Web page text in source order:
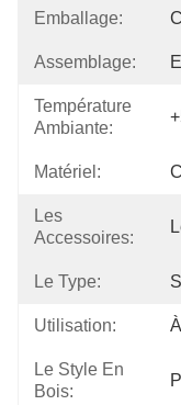
Emballage:
Assemblage:
Température
Ambiante:
Matériel:
Les
Accessoires:
Le Type:
Utilisation:
Le Style En
Bois: